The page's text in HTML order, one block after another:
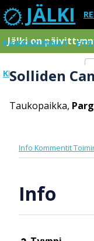
JÄLKI
PAIKKAKUNNAT ETSI
KIRJAUDU SISÄÄN
Jälki on
Solliden
Taukopaikka,
Info Kommentit
Info